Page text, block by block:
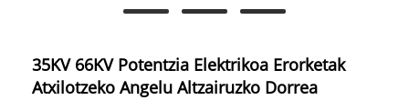
35KV 66KV Potentzia Elektrikoa Erorketak
Atxilotzeko Angelu Altzairuzko Dorrea